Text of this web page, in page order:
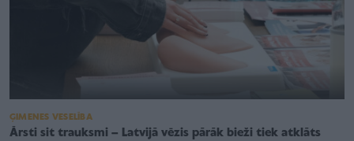
ĢIMENES VESELĪBA
Ārsti sit trauksmi – Latvijā vēzis pārāk bieži tiek atklāts